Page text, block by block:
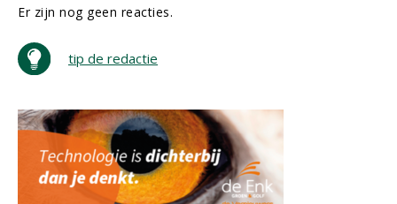
Er zijn nog geen reacties.
tip de redactie